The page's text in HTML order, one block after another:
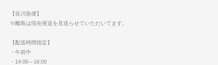
【佐川急便】
※離島は現在発送を見送らせていただいてます。
【配送時間指定】
・午前中
・14:00～16:00